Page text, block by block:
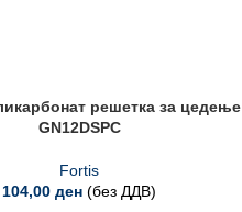
решетка за цедење
GN12DSPC
Fortis
104,00ден (без ДДВ)